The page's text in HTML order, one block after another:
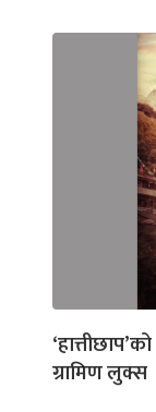
ग्रामिण लुक्स